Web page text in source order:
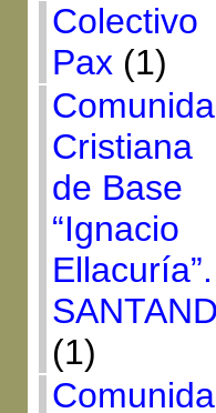
Colectivo
Pax (1)
Cristiana
de Base
“Ignacio
Ellacuría”.
(1)